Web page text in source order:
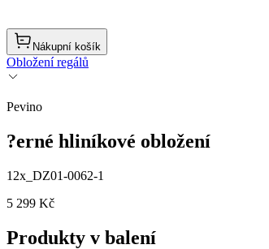
Nákupní košík
Obložení regálů
Pevino
?erné hliníkové obložení
12x_DZ01-0062-1
5 299 Kč
Produkty v balení